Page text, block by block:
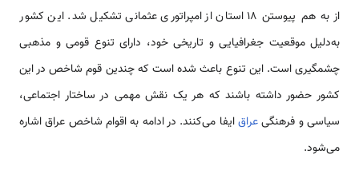
از به هم پیوستن 18 استان از امپراتوری عثمانی تشکیل شد. این کشور
به‌دلیل موقعیت جغرافیایی و تاریخی خود، دارای تنوع قومی و مذهبی
چشمگیری است. این تنوع باعث شده است که چندین قوم شاخص در این
کشور حضور داشته باشند که هر یک نقش مهمی در ساختار اجتماعی،
سیاسی و فرهنگیعراقایفا می‌کنند. در ادامه به اقوام شاخص عراق اشاره
می‌شود.